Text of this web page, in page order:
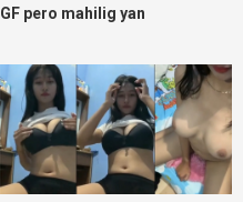
GF pero mahilig yan